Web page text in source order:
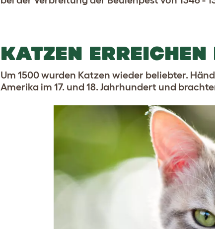
KATZEN ERREICHEN
Um 1500 wurden Katzen wieder beliebter.
Amerika im 17. und 18. Jahrhundert und